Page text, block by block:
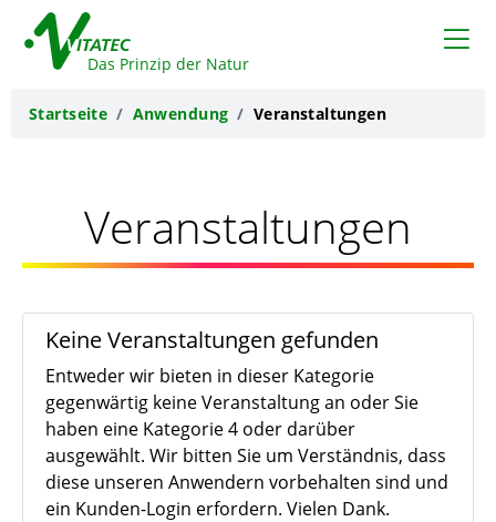
Das Prinzip der Natur
Startseite Anwendung Veranstaltungen
Veranstaltungen
Keine Veranstaltungen gefunden
Entweder wir bieten in dieser Kategorie
gegenwärtig keine Veranstaltung an oder Sie
haben eine Kategorie 4 oder darüber
ausgewählt. Wir bitten Sie um Verständnis, dass
diese unseren Anwendern vorbehalten sind und
ein Kunden-Login erfordern. Vielen Dank.